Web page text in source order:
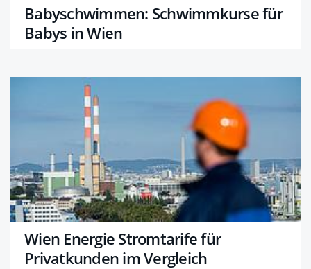
Babyschwimmen: Schwimmkurse für
Babys in Wien
Wien Energie Stromtarife für
Privatkunden im Vergleich